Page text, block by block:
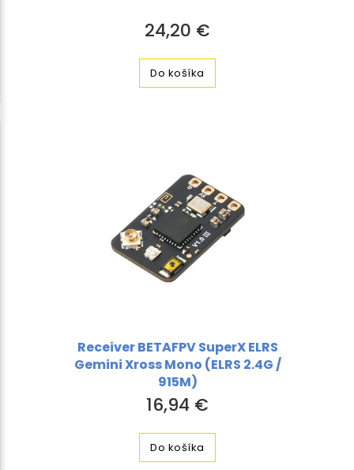
24,20 €
Do košíka
Receiver BETAFPV SuperX ELRS
Gemini Xross Mono (ELRS 2.4G /
915M)
16,94 €
Do košíka